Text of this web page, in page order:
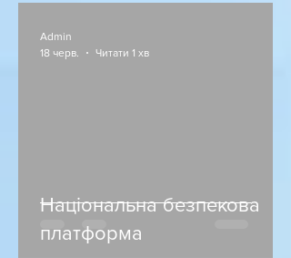
Національна безпекова
платформа
Admin
18 черв.
Читати 1 хв